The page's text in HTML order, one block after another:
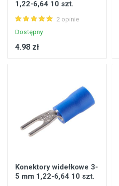
1,22-6,64 10 szt.
2 opinie
Dostępny
4.98 zł
Konektory widełkowe 3-
5 mm 1,22-6,64 10 szt.